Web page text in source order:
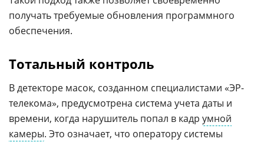
получать требуемые обновления программного
обеспечения.
Тотальный контроль
В детекторе масок, созданном специалистами «ЭР-
телекома», предусмотрена система учета даты и
времени, когда нарушитель попал в кадр умной
камеры. Это означает, что оператору системы